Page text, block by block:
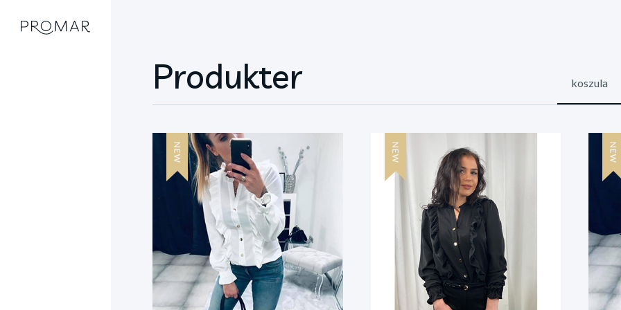
Produkter koszula